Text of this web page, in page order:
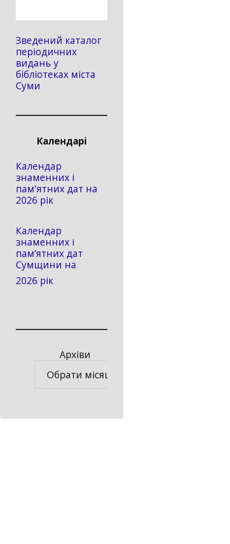
Зведений каталог
періодичних
видань у
бібліотеках міста
Суми
Календарі
Календар
знаменних і
пам'ятних дат на
2026 рік
Календар
знаменних і
пам’ятних дат
Сумщини на
2026 рік
Архіви